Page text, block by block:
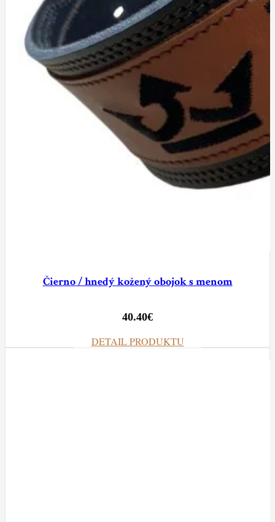
Čierno / hnedý kožený obojok s menom
40.40€
DETAIL PRODUKTU